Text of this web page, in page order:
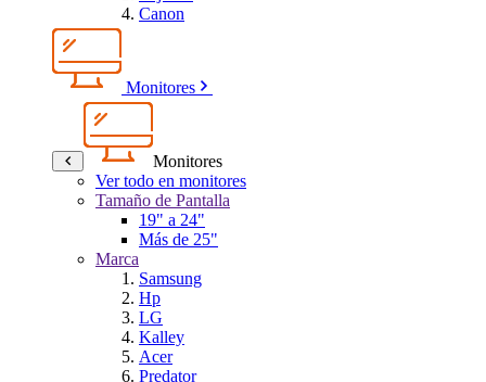
Canon
Monitores
Monitores
Ver todo en monitores
Tamaño de Pantalla
19" a 24"
Más de 25"
Marca
Samsung
Hp
LG
Kalley
Acer
Predator